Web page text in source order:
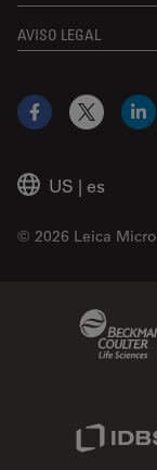
AVISO LEGAL
US | es
© 2026 Leica
Facebook
X